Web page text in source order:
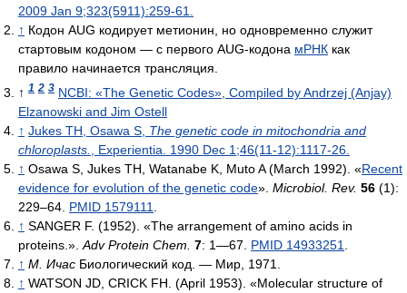
2009 Jan 9;323(5911):259-61.
↑ Кодон AUG кодирует метионин, но одновременно служит
стартовым кодоном — с первого AUG-кодона мРНК как
правило начинается трансляция.
↑ 1 2 3 NCBI: «The Genetic Codes», Compiled by Andrzej (Anjay)
Elzanowski and Jim Ostell
↑ Jukes TH, Osawa S, The genetic code in mitochondria and
chloroplasts.
, Experientia. 1990 Dec 1;46(11-12):1117-26.
↑ Osawa S, Jukes TH, Watanabe K, Muto A (March 1992). «Recent
evidence for evolution of the genetic code». Microbiol. Rev. 56 (1):
229–64. PMID 1579111
↑ SANGER F. (1952). «The arrangement of amino acids in
proteins.». Adv Protein Chem. 7: 1—67. PMID 14933251
↑ М. Ичас Биологический код. — Мир, 1971.
↑ WATSON JD, CRICK FH. (April 1953). «Molecular structure of